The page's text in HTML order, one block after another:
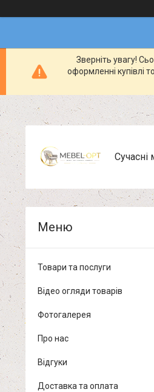
Зверніть увагу!
оформленні купівлі
Сучасні
Товари та послуги
Відео огляди товарів
Фотогалерея
Про нас
Відгуки
Доставка та оплата